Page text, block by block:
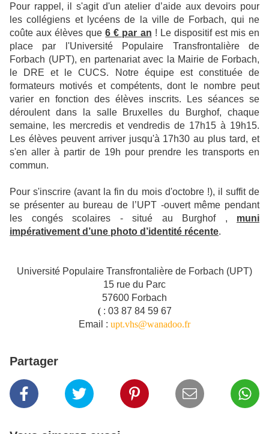
Pour rappel, il s'agit d'un atelier d’aide aux devoirs pour
les collégiens et lycéens de la ville de Forbach, qui ne
coûte aux élèves que6 € par an ! Le dispositif est mis en
place par l'Université Populaire Transfrontalière de
Forbach (UPT), en partenariat avec la Mairie de Forbach,
le DRE et le CUCS.
Notre équipe est constituée de
formateurs motivés et compétents, dont le nombre peut
varier en fonction des élèves inscrits. Les séances se
déroulent dans la salle Bruxelles du Burghof, chaque
semaine, les mercredis et vendredis de 17h15 à 19h15.
Les élèves peuvent arriver jusqu'à 17h30 au plus tard, et
s'en aller à partir de 19h pour prendre les transports en
commun.
Pour s'inscrire (avant la fin du mois d'octobre !), il suffit de
se présenter au bureau de l’UPT -ouvert même pendant
les congés scolaires - situé au Burghof , muni
impérativement d’une photo d’identité récente.
Université Populaire Transfrontalière de Forbach (UPT)
15 rue du Parc
57600 Forbach
( : 03 87 84 59 67
Email : upt.vhs@wanadoo.fr
Partager